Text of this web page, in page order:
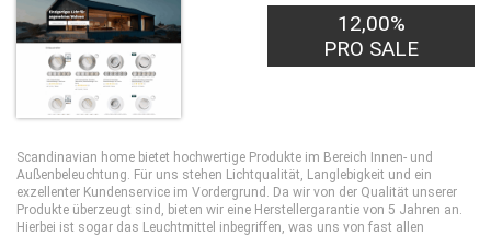
12,00%
PRO SALE
Scandinavian home bietet hochwertige Produkte im Bereich Innen- und
Außenbeleuchtung. Für uns stehen Lichtqualität, Langlebigkeit und ein
exzellenter Kundenservice im Vordergrund. Da wir von der Qualität unserer
Produkte überzeugt sind, bieten wir eine Herstellergarantie von 5 Jahren an.
Hierbei ist sogar das Leuchtmittel inbegriffen, was uns von fast allen